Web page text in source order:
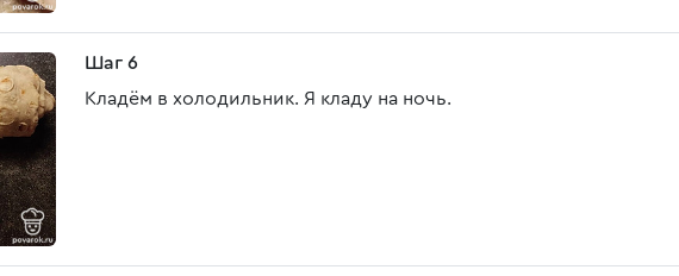
Шаг 6
Кладём в холодильник. Я кладу на ночь.